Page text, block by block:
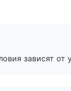
зависят от